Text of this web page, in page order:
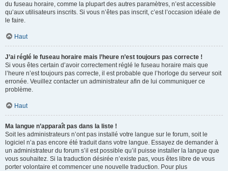
du fuseau horaire, comme la plupart des autres paramètres, n’est accessible
qu’aux utilisateurs inscrits. Si vous n’êtes pas inscrit, c’est l’occasion idéale de
le faire.
Haut
J’ai réglé le fuseau horaire mais l’heure n’est toujours pas correcte !
Si vous êtes certain d’avoir correctement réglé le fuseau horaire mais que
l’heure n’est toujours pas correcte, il est probable que l’horloge du serveur soit
erronée. Veuillez contacter un administrateur afin de lui communiquer ce
problème.
Haut
Ma langue n’apparaît pas dans la liste !
Soit les administrateurs n’ont pas installé votre langue sur le forum, soit le
logiciel n’a pas encore été traduit dans votre langue. Essayez de demander à
un administrateur du forum s’il est possible qu’il puisse installer la langue que
vous souhaitez. Si la traduction désirée n’existe pas, vous êtes libre de vous
porter volontaire et commencer une nouvelle traduction. Pour plus